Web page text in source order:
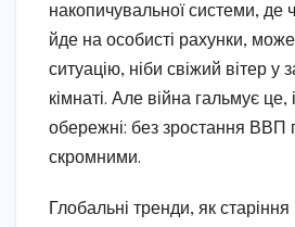
накопичувальної системи, де
йде на особисті рахунки,
ситуацію, ніби свіжий вітер у
кімнаті. Але війна гальмує це,
обережні: без зростання ВВП
скромними.
Глобальні тренди, як